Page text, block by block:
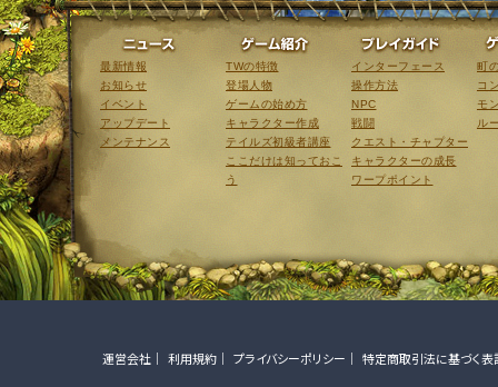
ニュース
最新情報
お知らせ
イベント
アップデート
メンテナンス
ゲーム紹介
TWの特徴
登場人物
ゲームの始め方
キャラクター作成
テイルズ初級者講座
ここだけは知っておこ
う
インターフェース
操作方法
NPC
戦闘
クエスト・チャプター
キャラクターの成長
ワープポイント
町
コ
モ
ル
運営会社 利用規約 プライバシーポリシー 特定商取引法に基づく表